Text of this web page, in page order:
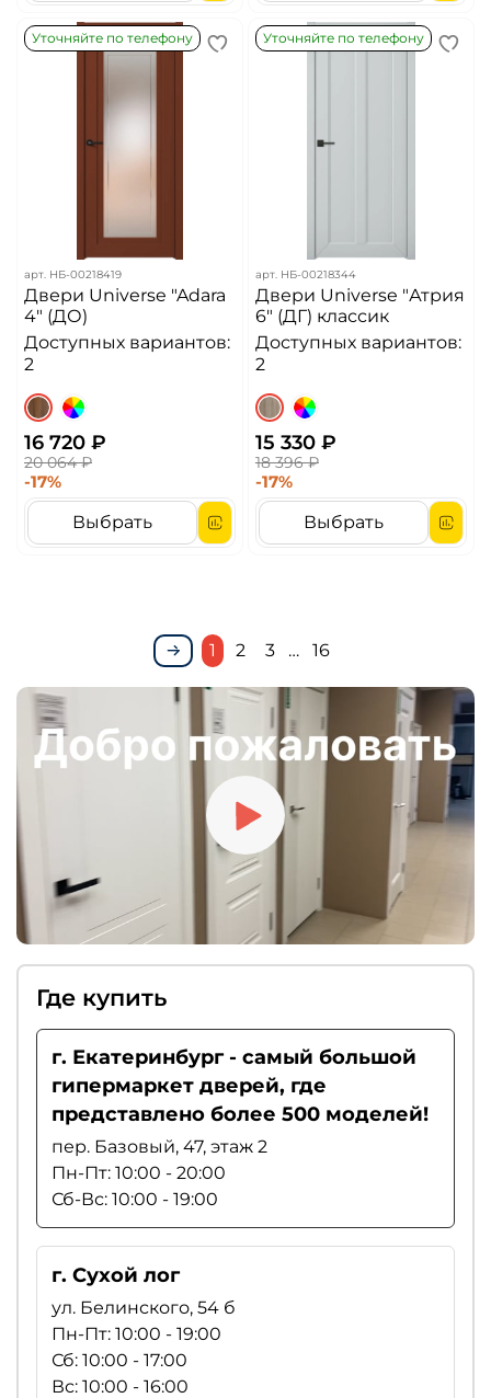
Уточняйте по телефону
арт. НБ-00218419
Двери Universe "Adara
4" (ДО)
Доступных вариантов:
2
16 720 ₽
20 064 ₽
-17%
Выбрать
Уточняйте по телефону
арт. НБ-00218344
Двери Universe "Атрия
6" (ДГ) классик
Доступных вариантов:
2
15 330 ₽
18 396 ₽
-17%
Выбрать
1 2 3 … 16
Где купить
г. Екатеринбург - самый большой
гипермаркет дверей, где
представлено более 500 моделей!
пер. Базовый, 47, этаж 2
Пн-Пт: 10:00 - 20:00
Сб-Вс: 10:00 - 19:00
г. Сухой лог
ул. Белинского, 54 б
Пн-Пт: 10:00 - 19:00
Сб: 10:00 - 17:00
Вс: 10:00 - 16:00